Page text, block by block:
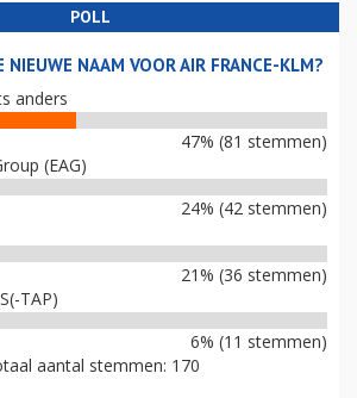
POLL
NIEUWE NAAM VOOR AIR FRANCE-KLM?
anders
47% (81 stemmen)
(EAG)
24% (42 stemmen)
21% (36 stemmen)
TAP)
6% (11 stemmen)
aantal stemmen: 170